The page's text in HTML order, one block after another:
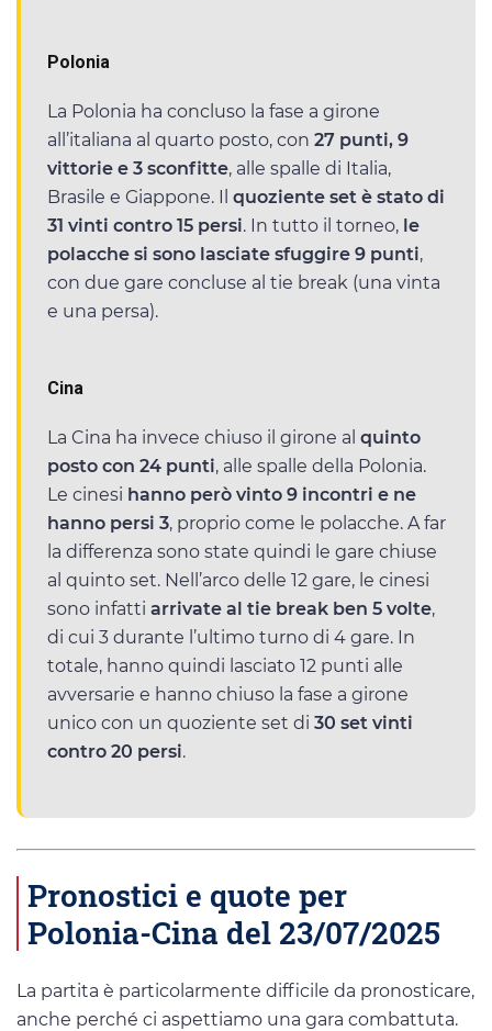
Polonia
La Polonia ha concluso la fase a girone
all’italiana al quarto posto, con 27 punti, 9
vittorie e 3 sconfitte, alle spalle di Italia,
Brasile e Giappone. Il quoziente set è stato di
31 vinti contro 15 persi. In tutto il torneo, le
polacche si sono lasciate sfuggire 9 punti,
con due gare concluse al tie break (una vinta
e una persa).
Cina
La Cina ha invece chiuso il girone al quinto
posto con 24 punti, alle spalle della Polonia.
Le cinesi hanno però vinto 9 incontri e ne
hanno persi 3, proprio come le polacche. A far
la differenza sono state quindi le gare chiuse
al quinto set. Nell’arco delle 12 gare, le cinesi
sono infatti arrivate al tie break ben 5 volte,
di cui 3 durante l’ultimo turno di 4 gare. In
totale, hanno quindi lasciato 12 punti alle
avversarie e hanno chiuso la fase a girone
unico con un quoziente set di 30 set vinti
contro 20 persi.
Pronostici e quote per
Polonia-Cina del 23/07/2025
La partita è particolarmente difficile da pronosticare,
anche perché ci aspettiamo una gara combattuta.